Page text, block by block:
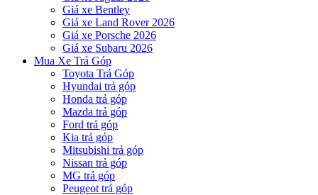
Giá xe Bentley
Giá xe Land Rover 2026
Giá xe Porsche 2026
Giá xe Subaru 2026
Mua Xe Trả Góp
Toyota Trả Góp
Hyundai trả góp
Honda trả góp
Mazda trả góp
Ford trả góp
Kia trả góp
Mitsubishi trả góp
Nissan trả góp
MG trả góp
Peugeot trả góp